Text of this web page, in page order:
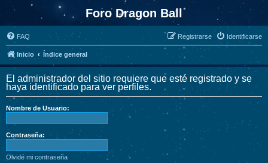
Foro Dragon Ball
FAQ Identificarse
Registrarse
Inicio Índice general
El administrador del sitio requiere que esté registrado y se
haya identificado para ver perfiles.
Nombre de Usuario:
Contraseña:
Olvidé mi contraseña